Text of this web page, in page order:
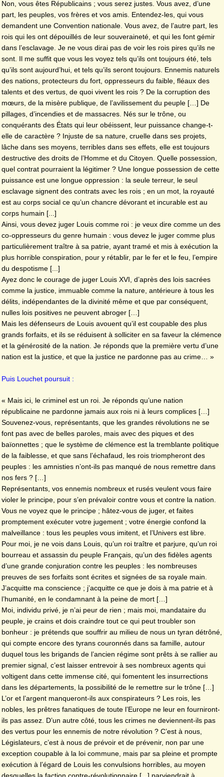
Non, vous êtes Républicains ; vous serez justes. Vous avez, d’une
part, les peuples, vos frères et vos amis. Entendez-les, qui vous
demandent une Convention nationale. Vous avez, de l’autre part, les
rois qui les ont dépouillés de leur souveraineté, et qui les font gémir
dans l’esclavage. Je ne vous dirai pas de voir les rois pires qu’ils ne
sont. Il me suffit que vous les voyez tels qu’ils ont toujours été, tels
qu’ils sont aujourd’hui, et tels qu’ils seront toujours. Ennemis naturels
des nations, protecteurs du fort, oppresseurs du faible, fléaux des
talents et des vertus, de quoi vivent les rois ? De la corruption des
mœurs, de la misère publique, de l’avilissement du peuple […] De
pillages, d’incendies et de massacres. Nés sur le trône, ou
conquérants des États qui leur obéissent, leur puissance change-t-
elle de caractère ? Injuste de sa nature, cruelle dans ses projets,
lâche dans ses moyens, terribles dans ses effets, elle est toujours
destructive des droits de l’Homme et du Citoyen. Quelle possession,
quel contrat pourraient la légitimer ? Une longue possession de cette
puissance est une longue oppression : la seule terreur, le seul
esclavage signent des contrats avec les rois ; en un mot, la royauté
est au corps social ce qu’un chancre dévorant et incurable est au
corps humain [...]
Ainsi, vous devez juger Louis comme roi : je veux dire comme un des
co-oppresseurs du genre humain : vous devez le juger comme plus
particulièrement traître à sa patrie, ayant tramé et mis à exécution la
plus horrible conspiration, pour y rétablir, par le fer et le feu, l’empire
du despotisme [...]
Ayez donc le courage de juger Louis XVI, d’après des lois sacrées
comme la justice, immuable comme la nature, antérieure à tous les
délits, indépendantes de la divinité même et que par conséquent,
nulles lois positives ne peuvent abroger […]
Mais les défenseurs de Louis avouent qu’il est coupable des plus
grands forfaits, et ils se réduisent à solliciter en sa faveur la clémence
et la générosité de la nation. Je réponds que la première vertu d’une
nation est la justice, et que la justice ne pardonne pas au crime… »
Puis Louchet poursuit :
« Mais ici, le criminel est un roi. Je réponds qu’une nation
républicaine ne pardonne jamais aux rois ni à leurs complices […]
Souvenez-vous, représentants, que les grandes révolutions ne se
font pas avec de belles paroles, mais avec des piques et des
baïonnettes ; que le système de clémence est la tremblante politique
de la faiblesse, et que sans l’échafaud, les rois triompheront des
peuples : les amnisties n’ont-ils pas manqué de nous remettre dans
nos fers ? […]
Représentants, vos ennemis nombreux et rusés veulent vous faire
violer le principe, pour s’en prévaloir contre vous et contre la nation.
Vous ne voyez que le principe ; hâtez-vous de juger, et faites
promptement exécuter votre jugement ; votre énergie confond la
malveillance : tous les peuples vous imitent, et l’Univers est libre.
Pour moi, je ne vois dans Louis, qu’un roi traître et parjure, qu’un roi
bourreau et assassin du peuple Français, qu’un des fidèles agents
d’une grande conjuration contre les peuples : les nombreuses
preuves de ses forfaits sont écrites et signées de sa royale main.
J’acquitte ma conscience ; j’acquitte ce que je dois à ma patrie et à
l’humanité, en le condamnant à la peine de mort […]
Moi, individu privé, je n’ai peur de rien ; mais moi, mandataire du
peuple, je crains et dois craindre tout ce qui peut troubler son
bonheur : je prétends que souffrir au milieu de nous un tyran détrôné,
qui compte encore des tyrans couronnés dans sa famille, autour
duquel tous les brigands de l’ancien régime sont prêts à se rallier au
premier signal, c’est laisser entrevoir à ses nombreux agents qui
voltigent dans cette immense cité, qui fomentent les insurrections
dans les départements, la possibilité de le remettre sur le trône […]
L’or et l’argent manqueront-ils aux conspirateurs ? Les rois, les
nobles, les prêtres fanatiques de toute l’Europe ne leur en fourniront-
ils pas assez. D’un autre côté, tous les crimes ne deviennent-ils pas
des vertus pour les ennemis de notre révolution ? C’est à nous,
Législateurs, c’est à nous de prévoir et de prévenir, non par une
exception coupable à la loi commune, mais par sa pleine et prompte
exécution à l’égard de Louis les convulsions horribles, au moyen